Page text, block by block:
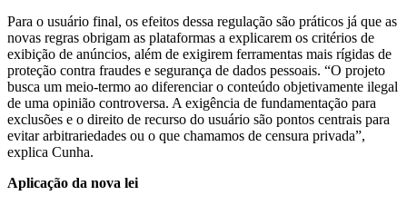
Para o usuário final, os efeitos dessa regulação são práticos já que as
novas regras obrigam as plataformas a explicarem os critérios de
exibição de anúncios, além de exigirem ferramentas mais rígidas de
proteção contra fraudes e segurança de dados pessoais. “O projeto
busca um meio-termo ao diferenciar o conteúdo objetivamente ilegal
de uma opinião controversa. A exigência de fundamentação para
exclusões e o direito de recurso do usuário são pontos centrais para
evitar arbitrariedades ou o que chamamos de censura privada”,
explica Cunha.
Aplicação da nova lei